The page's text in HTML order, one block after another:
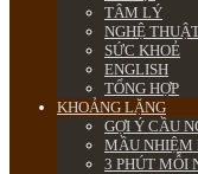
TÂM LÝ
NGHỆ
SỨC KHOẺ
ENGLISH
TỔNG HỢP
KHOẢNG LẶNG
GỢI Ý CẦU
MẦU NHIỆM
3 PHÚT MỖI